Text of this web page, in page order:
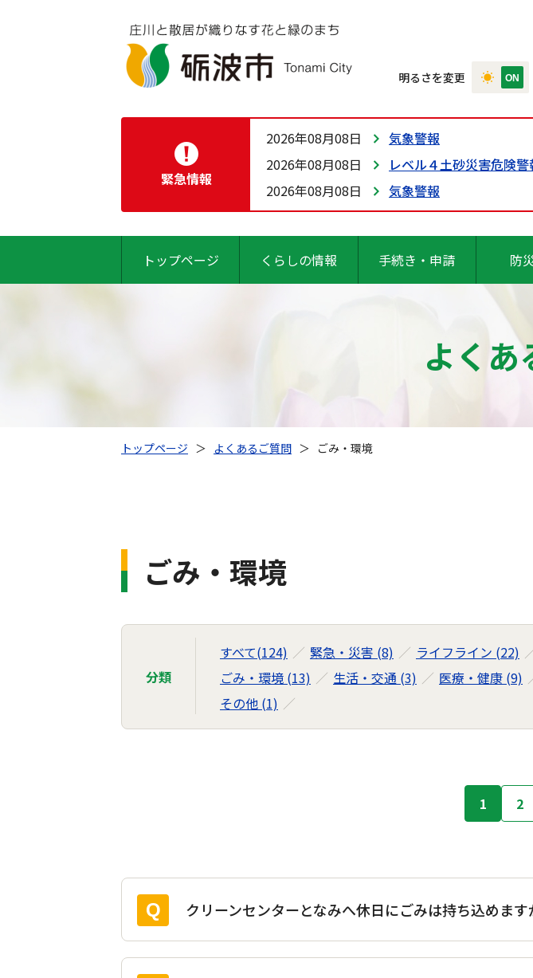
明るさを変更
緊急情報
2026年08月08日
気象警報
2026年08月08日
レベル４土砂災害危険
2026年08月08日
気象警報
トップページ くらしの情報 手続き・申請 防
よくあ
トップページ ＞ よくあるご質問 ＞ ごみ・環境
ごみ・環境
分類
すべて(124) 緊急・災害 (8) ライフライン (22)
ごみ・環境 (13)
生活・交通 (3) 医療・健康 (9)
その他 (1)
ご
の
ナ
1 2
クリーンセンターとなみへ休日にごみは持ち込めます